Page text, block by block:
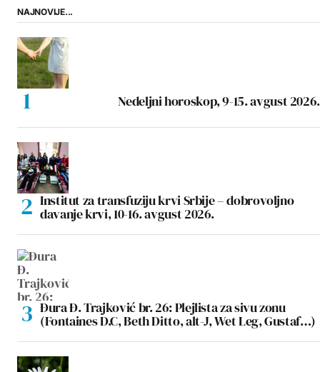
NAJNOVIJE...
Nedeljni horoskop, 9-15. avgust 2026.
Institut za transfuziju krvi Srbije – dobrovoljno
davanje krvi, 10-16. avgust 2026.
Đura Đ. Trajković br. 26: Plejlista za sivu zonu
(Fontaines D.C, Beth Ditto, alt-J, Wet Leg, Gustaf…)